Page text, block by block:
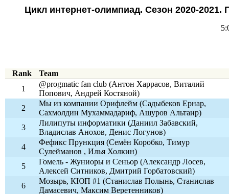
Цикл интернет-олимпиад. Сезон 2020-
Rank
Team
1
@progmatic fan club (Антон Харрасов, Виталий
Попович, Андрей Костяной)
2
Мы из компании Орифлейм (Садыбеков Ернар,
Сахмолдин Мухаммадариф, Ашуров Альтаир)
3
Лилипуты информатики (Даниил Забавский,
Владислав Анохов, Денис Логунов)
4
Фефикс Прункция (Семён Коробко, Тимур
Сулейманов , Илья Холкин)
5
Гомель - Жуниоры и Сеньор (Александр Лосев,
Алексей Ситников, Дмитрий Горбатовский)
6
Мозырь, КЮП #1 (Станислав Полынь, Станислав
Дамасевич, Максим Веретенников)